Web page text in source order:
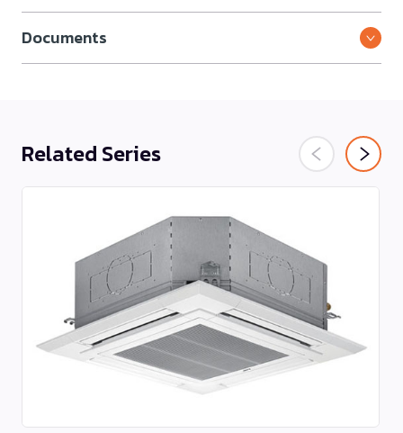
Documents
Related Series